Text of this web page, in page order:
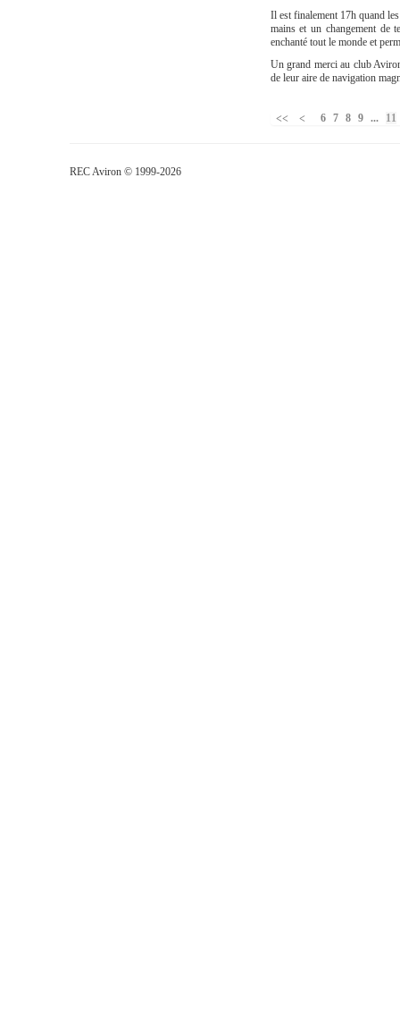
Il est finalement 17h quand
mains et un changement de
enchanté tout le monde et
Un grand merci au club
de leur aire de navigation
6 7 8 9 ... 11
REC Aviron © 1999-2026